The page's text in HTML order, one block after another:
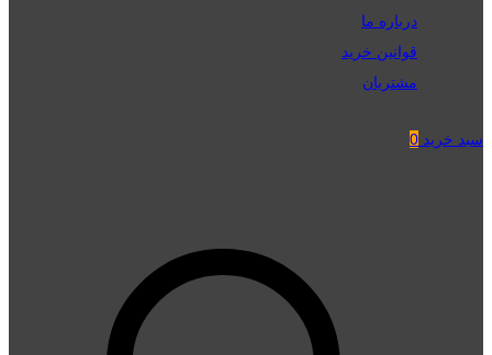
درباره ما
قوانین خرید
مشتریان
سبد خرید 0